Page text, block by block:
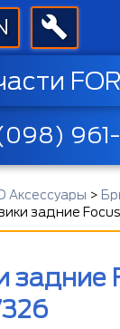
Аксессуары >
задние Focus
задние